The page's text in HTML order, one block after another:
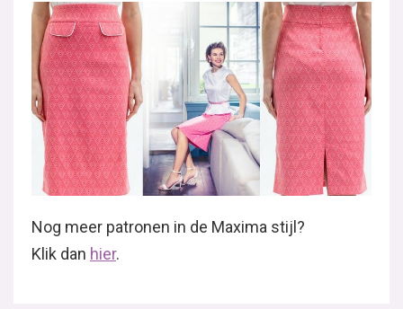
Nog meer patronen in de Maxima stijl?
Klik dan hier.